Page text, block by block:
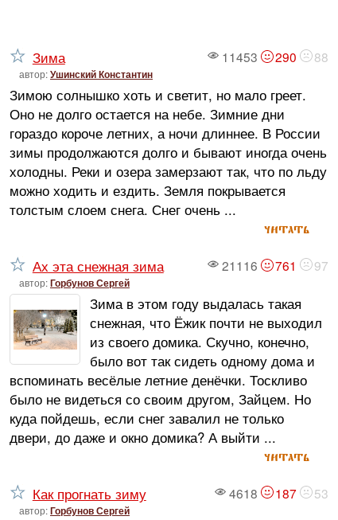
11453 290 88
Зима
автор:Ушинский Константин
Зимою солнышко хоть и светит, но мало греет.
Оно не долго остается на небе. Зимние дни
гораздо короче летних, а ночи длиннее. В России
зимы продолжаются долго и бывают иногда очень
холодны. Реки и озера замерзают так, что по льду
можно ходить и ездить. Земля покрывается
толстым слоем снега. Снег очень ...
читать
21116 761 97
Ах эта снежная зима
автор:Горбунов Сергей
Зима в этом году выдалась такая
снежная, что Ёжик почти не выходил
из своего домика. Скучно, конечно,
было вот так сидеть одному дома и
вспоминать весёлые летние денёчки. Тоскливо
было не видеться со своим другом, Зайцем. Но
куда пойдешь, если снег завалил не только
двери, до даже и окно домика? А выйти ...
читать
4618 187 53
Как прогнать зиму
автор:Горбунов Сергей